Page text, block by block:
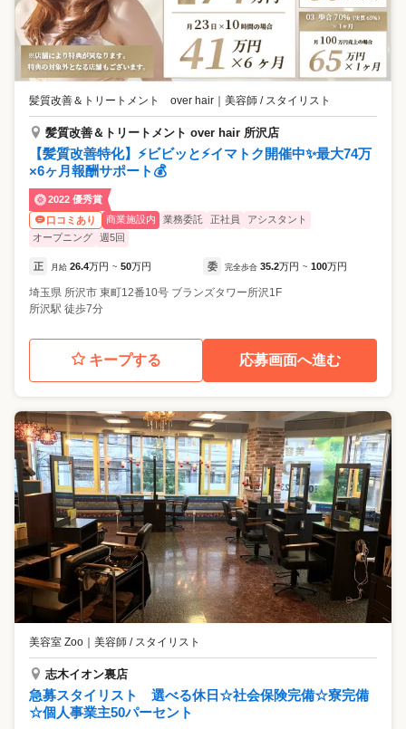
髪質改善＆トリートメント over hair 美容師 / スタイリスト
髪質改善＆トリートメント over hair 所沢店
【髪質改善特化】⚡ビビッと⚡イマトク開催中✨最大74万
×6ヶ月報酬サポート💰
2022 優秀賞
口コミあり
商業施設内 業務委託 正社員
アシスタント
オープニング
週5回
正 月給 26.4万円 ~ 50万円 委 完全歩合 35.2万円 ~ 100万円
埼玉県 所沢市 東町12番10号 ブランズタワー所沢1F
所沢駅 徒歩7分
キープする 応募画面へ進む
美容室 Zoo 美容師 / スタイリスト
志木イオン裏店
急募スタイリスト 選べる休日☆社会保険完備☆寮完備
☆個人事業主50パーセント